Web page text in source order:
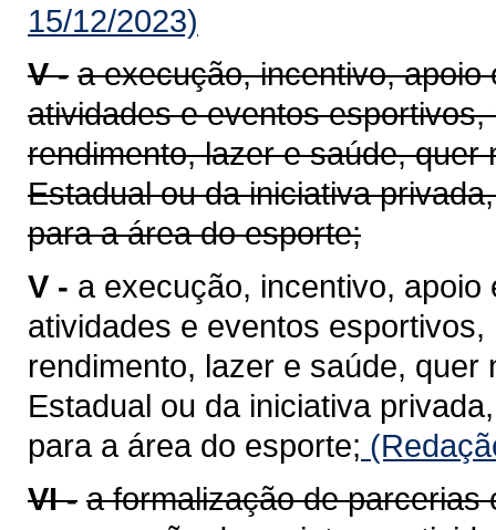
15/12/2023)
V - a execução, incentivo,
atividades e eventos
rendimento, lazer e saúde, quer
Estadual ou da iniciativa
para a área do esporte;
V - a execução, incentivo,
atividades e eventos
rendimento, lazer e saúde, quer
Estadual ou da iniciativa
para a área do esporte;
VI - a formalização de